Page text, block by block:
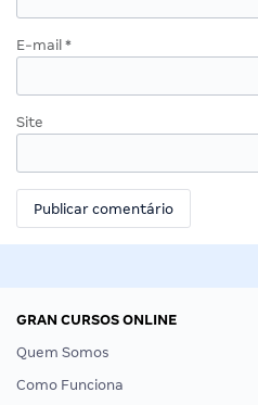
E-mail *
Site
GRAN CURSOS ONLINE
Quem Somos
Como Funciona